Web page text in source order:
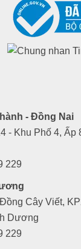
- Đồng Nai
- Khu Phố 4, Ấp
229
Cây Viết,
Dương
229